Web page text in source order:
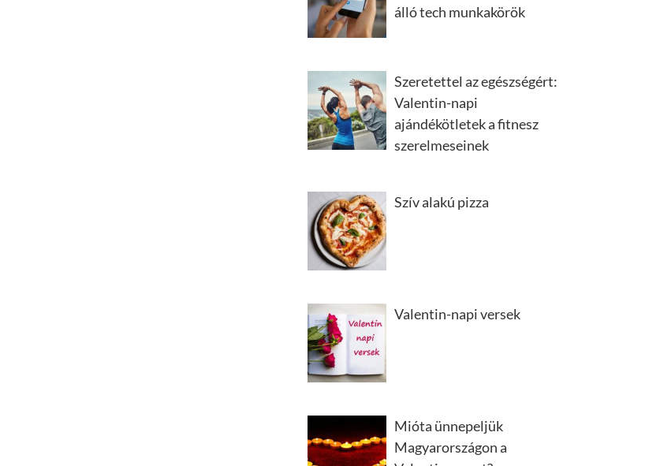
álló tech munkakörök
Szeretettel az egészségért:
Valentin-napi
ajándékötletek a fitnesz
szerelmeseinek
Szív alakú pizza
Valentin-napi versek
Mióta ünnepeljük
Magyarországon a